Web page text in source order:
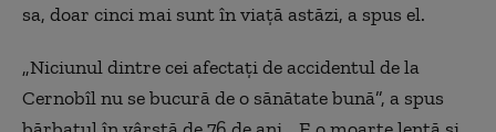
sa, doar cinci mai sunt în viață astăzi, a spus el.
„Niciunul dintre cei afectați de accidentul de la
Cernobîl nu se bucură de o sănătate bună”, a spus